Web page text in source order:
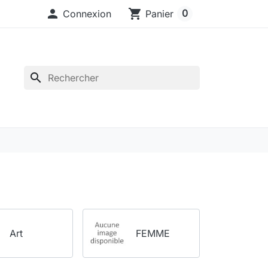
 Connexion shopping_cart Panier 0
search
Art FEMME